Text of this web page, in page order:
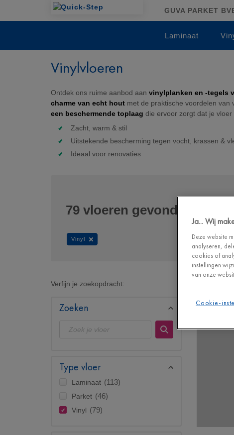
GUVA PARKET
Laminaat
Vinylvloeren
Ontdek ons ruime aanbod aan vinylplanken en -tegels
charme van echt hout met de praktische voordelen van
een beschermende toplaag die ervoor zorgt dat je vloer
Zacht, warm & stil
Uitstekende bescherming tegen vocht, krassen &
Ideaal voor renovaties
79 vloeren gevonden
Vinyl
Verfijn je zoekopdracht:
Zoeken
Type vloer
Laminaat (113)
Parket (46)
Vinyl (79)
Ja... Wij
Deze website
analyseren,
cookies of
instellingen
van onze
Cookie-